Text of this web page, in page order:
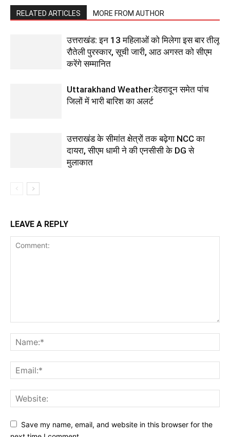
RELATED ARTICLES MORE FROM AUTHOR
उत्तराखंड: इन 13 महिलाओं को मिलेगा इस बार तीलू
रौतेली पुरस्कार, सूची जारी, आठ अगस्त को सीएम
करेंगे सम्मानित
Uttarakhand Weather:देहरादून समेत पांच
जिलों में भारी बारिश का अलर्ट
उत्तराखंड के सीमांत क्षेत्रों तक बढ़ेगा NCC का
दायरा, सीएम धामी ने की एनसीसी के DG से
मुलाकात
LEAVE A REPLY
Save my name, email, and website in this browser for the